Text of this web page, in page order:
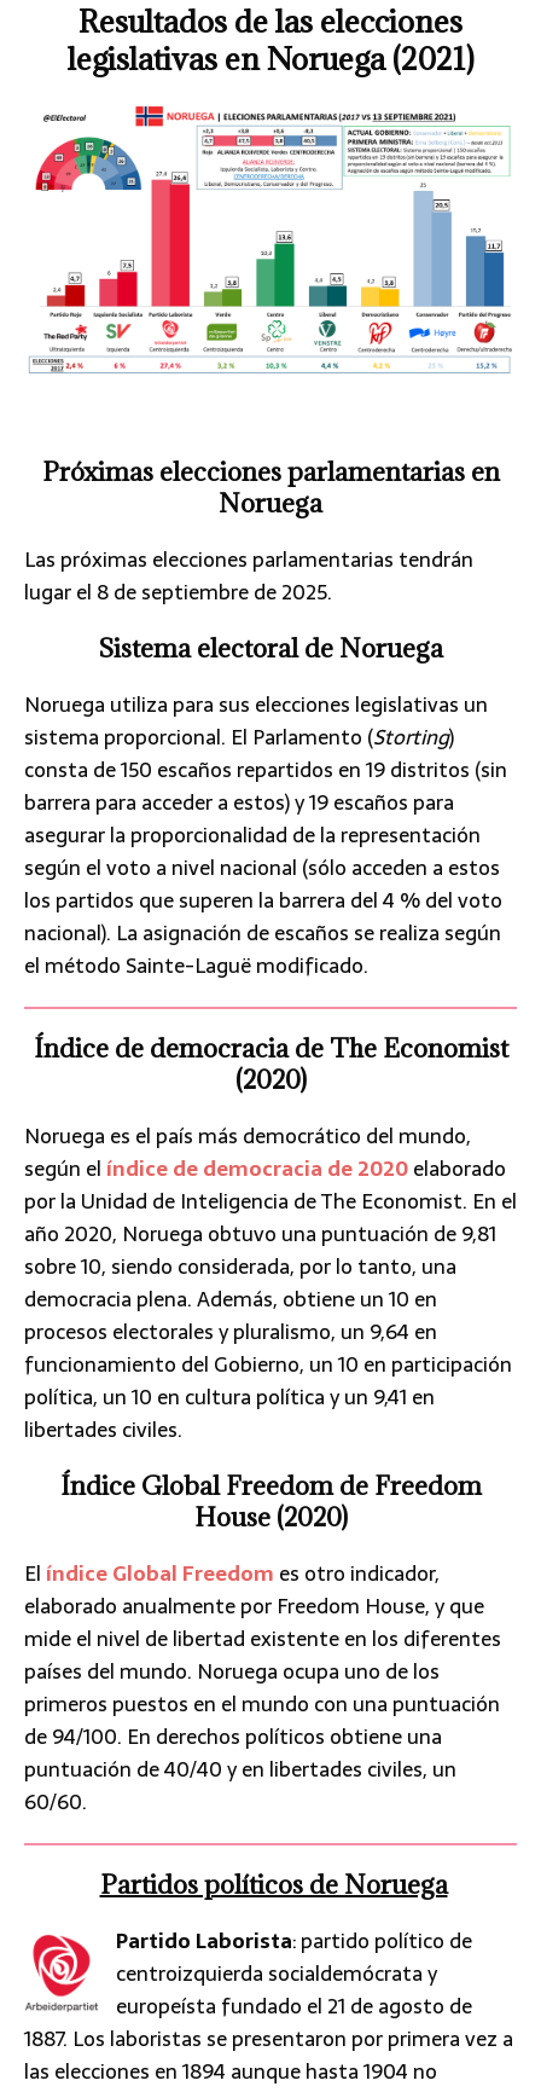
Resultados de las elecciones
legislativas en Noruega (2021)
Próximas elecciones parlamentarias en
Noruega
Las próximas elecciones parlamentarias tendrán
lugar el 8 de septiembre de 2025.
Sistema electoral de Noruega
Noruega utiliza para sus elecciones legislativas un
sistema proporcional. El Parlamento (Storting)
consta de 150 escaños repartidos en 19 distritos (sin
barrera para acceder a estos) y 19 escaños para
asegurar la proporcionalidad de la representación
según el voto a nivel nacional (sólo acceden a estos
los partidos que superen la barrera del 4 % del voto
nacional). La asignación de escaños se realiza según
el método Sainte-Laguë modificado.
Índice de democracia de The Economist
(2020)
Noruega es el país más democrático del mundo,
según el índice de democracia de 2020elaborado
por la Unidad de Inteligencia de The Economist. En el
año 2020, Noruega obtuvo una puntuación de 9,81
sobre 10, siendo considerada, por lo tanto, una
democracia plena. Además, obtiene un 10 en
procesos electorales y pluralismo, un 9,64 en
funcionamiento del Gobierno, un 10 en participación
política, un 10 en cultura política y un 9,41 en
libertades civiles.
Índice Global Freedom de Freedom
House (2020)
El índice Global Freedom es otro indicador,
elaborado anualmente por Freedom House, y que
mide el nivel de libertad existente en los diferentes
países del mundo. Noruega ocupa uno de los
primeros puestos en el mundo con una puntuación
de 94/100. En derechos políticos obtiene una
puntuación de 40/40 y en libertades civiles, un
60/60.
Partidos políticos de Noruega
Partido Laborista: partido político de
centroizquierda socialdemócrata y
europeísta fundado el 21 de agosto de
1887. Los laboristas se presentaron por primera vez a
las elecciones en 1894 aunque hasta 1904 no